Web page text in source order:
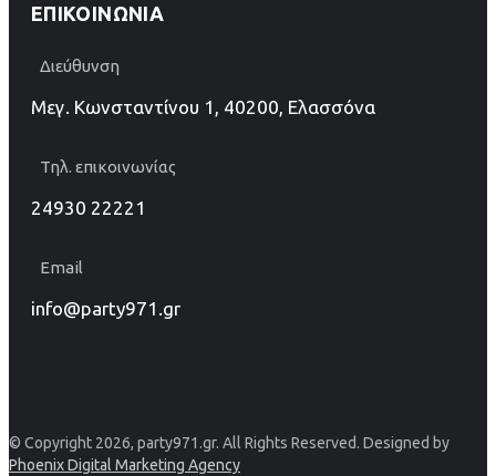
ΕΠΙΚΟΙΝΩΝΊΑ
Διεύθυνση
Μεγ. Κωνσταντίνου 1, 40200, Ελασσόνα
Τηλ. επικοινωνίας
24930 22221
Email
info@party971.gr
© Copyright 2026, party971.gr. All Rights Reserved. Designed by
Phoenix Digital Marketing Agency